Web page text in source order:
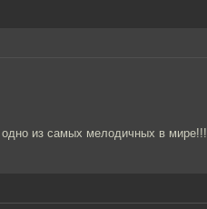
из самых мелодичных в мире!!!